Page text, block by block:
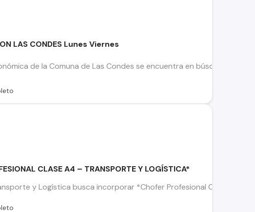
LAS CONDES Lunes Viernes
de la Comuna de Las Condes se encuentra en búsqueda de
CLASE A4 – TRANSPORTE Y LOGÍSTICA*
y Logística busca incorporar *Chofer Profesional Clase A4*